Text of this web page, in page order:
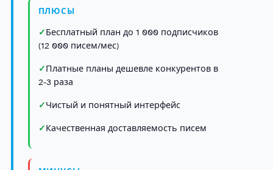
ПЛЮСЫ
Бесплатный план до 1 000 подписчиков
(12 000 писем/мес)
Платные планы дешевле конкурентов в
2-3 раза
Чистый и понятный интерфейс
Качественная доставляемость писем